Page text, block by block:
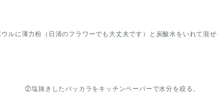
ルに薄力粉（日清のフラワーでも大丈夫です）と炭酸水をいれて混ぜ
②塩抜きしたバッカラをキッチンペーパーで水分を絞る。